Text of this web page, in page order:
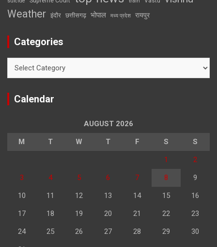
Weather इंदौर छत्तीसगढ़ भोपाल मध्य प्रदेश रायपुर
Categories
Calendar
AUGUST 2026
M T W T F S S
1 2
3 4 5 6 7 8 9
10 11 12 13 14 15 16
17 18 19 20 21 22 23
24 25 26 27 28 29 30